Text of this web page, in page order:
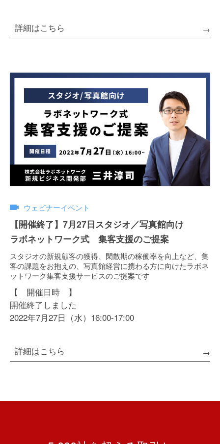
詳細はこちら
ウェビナーイベント
【開催終了】7月27日スタジオ／写真館向け
ラボネットワーク式 集客支援のご提案
スタジオの新規顧客の獲得、閑散期の稼働率を向上など、集
客の課題をお抱えの、写真館経営に携わる方に向けたラボネ
ットワーク集客支援サービスのご提案です
【 開催日時 】
開催終了しました
2022年7月27日（水）16:00-17:00
詳細はこちら